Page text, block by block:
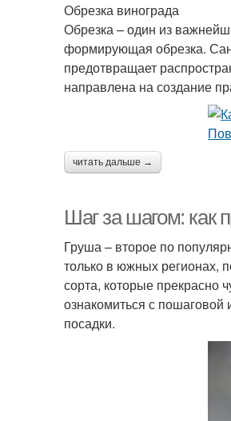
Обрезка винограда
Обрезка – один из
формирующая обрезка.
предотвращает
направлена на создание
читать дальше →
Шаг за шагом: как
Груша – второе по
только в южных регионах,
сорта, которые прекрасно
ознакомиться с пошаговой
посадки.